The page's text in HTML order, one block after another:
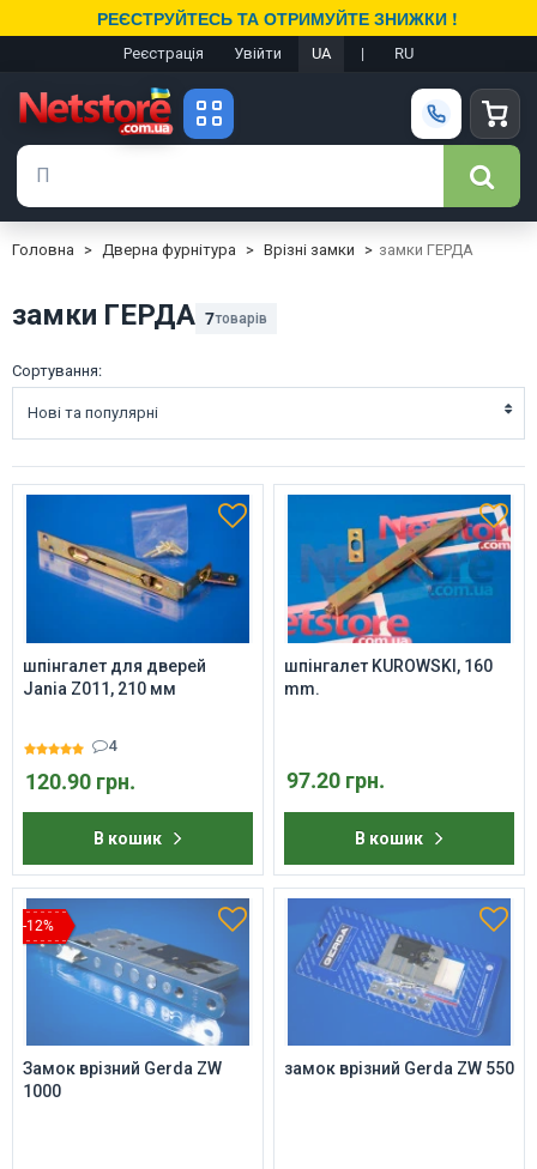
РЕЄСТРУЙТЕСЬ ТА ОТРИМУЙТЕ ЗНИЖКИ !
Реєстрація Увійти UA | RU
Головна Дверна фурнітура Врізні замки замки ГЕРДА
замки ГЕРДА 7товарів
Сортування:
Нові та популярні
шпінгалет для дверей
Jania Z011, 210 мм
120.90 грн.
4
В кошик
шпінгалет KUROWSKI, 160
mm.
97.20 грн.
В кошик
-12%
Замок врізний Gerda ZW
1000
замок врізний Gerda ZW 550